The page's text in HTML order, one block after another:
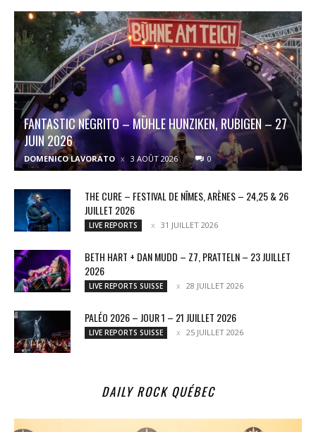
FANTASTIC NEGRITO – MÜHLE HUNZIKEN, RUBIGEN – 27
JUIN 2026
DOMENICO LAVORATO 3 AOÛT 2026 0
THE CURE – FESTIVAL DE NÎMES, ARÈNES – 24,25 & 26
JUILLET 2026
LIVE REPORTS 31 JUILLET 2026
BETH HART + DAN MUDD – Z7, PRATTELN – 23 JUILLET
2026
LIVE REPORTS SUISSE 28 JUILLET 2026
PALÉO 2026 – JOUR 1 – 21 JUILLET 2026
LIVE REPORTS SUISSE 25 JUILLET 2026
DAILY ROCK QUÉBEC